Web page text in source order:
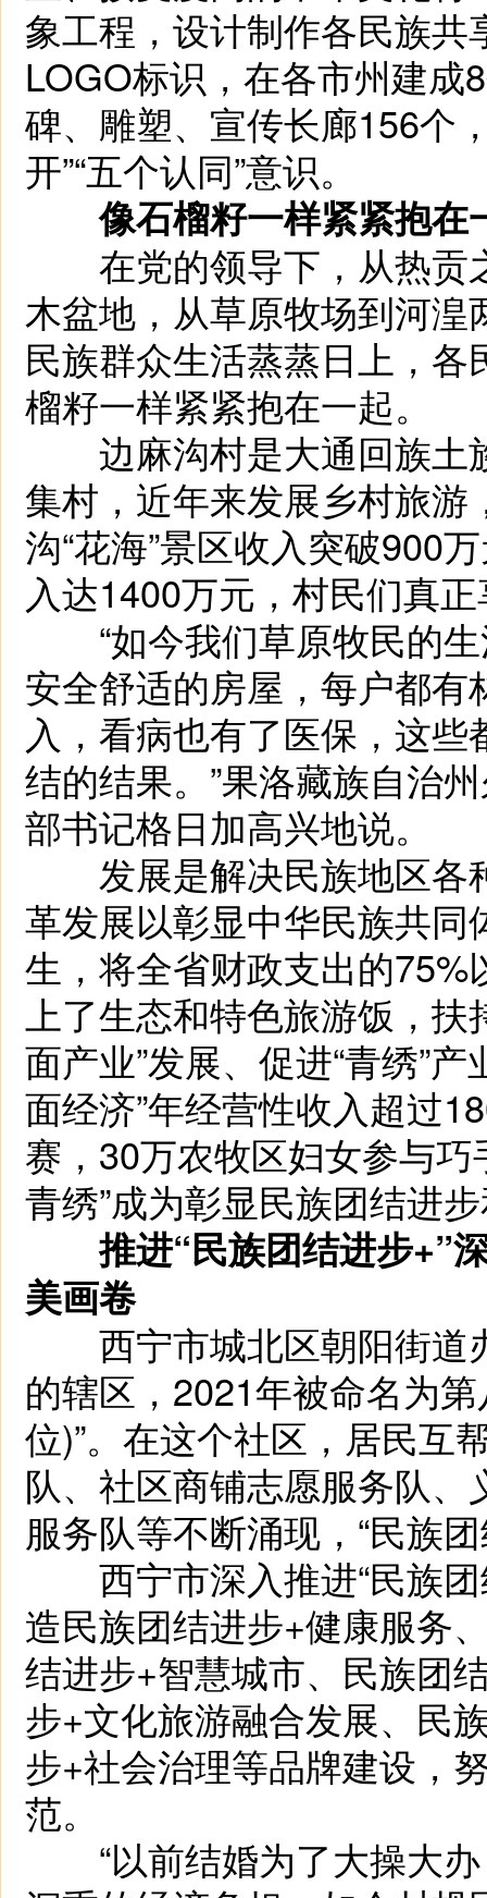
象工程，设计制作各民族
LOGO标识，在各市州建成
碑、雕塑、宣传长廊156个
开”“五个认同”意识。
像石榴籽一样紧紧抱
在党的领导下，从热贡
木盆地，从草原牧场到河
民族群众生活蒸蒸日上，
榴籽一样紧紧抱在一起。
边麻沟村是大通回族土
集村，近年来发展乡村旅
沟“花海”景区收入突破900
入达1400万元，村民们真
“如今我们草原牧民的生
安全舒适的房屋，每户都
入，看病也有了医保，这
结的结果。”果洛藏族自治
部书记格日加高兴地说。
发展是解决民族地区各
革发展以彰显中华民族共
生，将全省财政支出的
上了生态和特色旅游饭，扶
面产业”发展、促进“青绣”
面经济”年经营性收入超过
赛，30万农牧区妇女参与巧
青绣”成为彰显民族团结进
推进“民族团结进步+”
美画卷
西宁市城北区朝阳街道
的辖区，2021年被命名为
位)”。在这个社区，居民互
队、社区商铺志愿服务队
服务队等不断涌现，“民族
西宁市深入推进“民族团
造民族团结进步+健康服务
结进步+智慧城市、民族团
步+文化旅游融合发展、民
步+社会治理等品牌建设，
范。
“以前结婚为了大操大办